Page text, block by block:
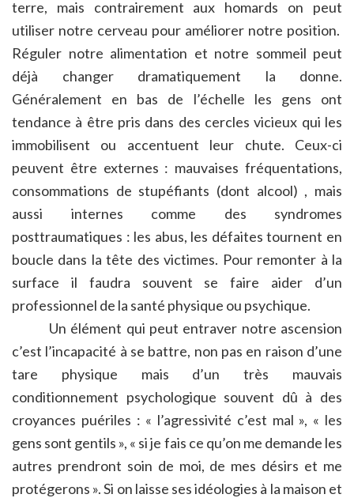
terre, mais contrairement aux homards on peut
utiliser notre cerveau pour améliorer notre position.
Réguler notre alimentation et notre sommeil peut
déjà changer dramatiquement la donne.
Généralement en bas de l’échelle les gens ont
tendance à être pris dans des cercles vicieux qui les
immobilisent ou accentuent leur chute. Ceux-ci
peuvent être externes : mauvaises fréquentations,
consommations de stupéfiants (dont alcool) , mais
aussi internes comme des syndromes
posttraumatiques : les abus, les défaites tournent en
boucle dans la tête des victimes. Pour remonter à la
surface il faudra souvent se faire aider d’un
professionnel de la santé physique ou psychique.
Un élément qui peut entraver notre ascension
c’est l’incapacité à se battre, non pas en raison d’une
tare physique mais d’un très mauvais
conditionnement psychologique souvent dû à des
croyances puériles : « l’agressivité c’est mal », « les
gens sont gentils », « si je fais ce qu’on me demande les
autres prendront soin de moi, de mes désirs et me
protégerons ». Si on laisse ses idéologies à la maison et